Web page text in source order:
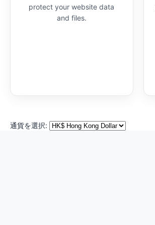
protect your website data
and files.
通貨を選択: